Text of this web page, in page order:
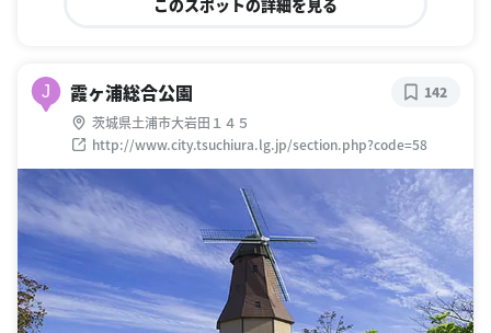
J 霞ヶ浦総合公園
茨城県土浦市大岩田１４５
http://www.city.tsuchiura.lg.jp/section.php?code=58
142